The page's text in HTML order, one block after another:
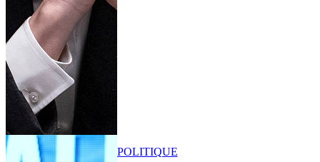
POLITIQUE